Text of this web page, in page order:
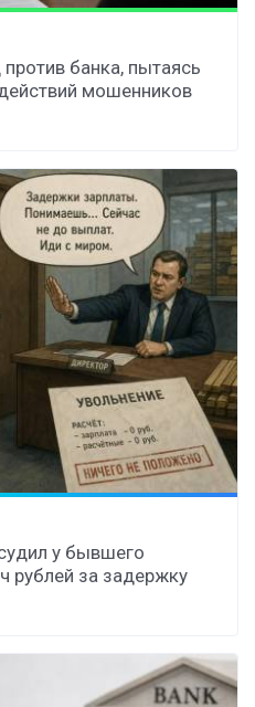
банка, пытаясь
мошенников
у бывшего
рублей за задержку